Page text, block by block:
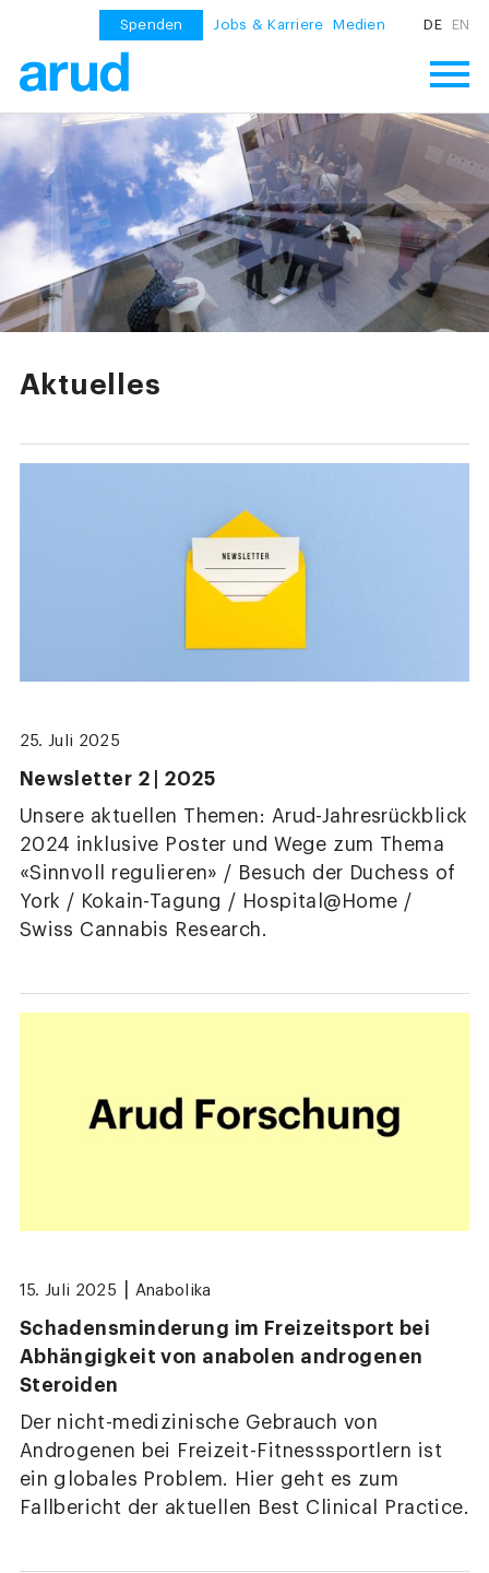
Spenden Jobs & Karriere Medien DE EN
Aktuelles
25. Juli 2025
Newsletter 2 | 2025
Unsere aktuellen Themen: Arud-Jahresrückblick
2024 inklusive Poster und Wege zum Thema
«Sinnvoll regulieren» / Besuch der Duchess of
York / Kokain-Tagung / Hospital@Home /
Swiss Cannabis Research.
15. Juli 2025 Anabolika
Schadensminderung im Freizeitsport bei
Abhängigkeit von anabolen androgenen
Steroiden
Der nicht-medizinische Gebrauch von
Androgenen bei Freizeit-Fitnesssportlern ist
ein globales Problem. Hier geht es zum
Fallbericht der aktuellen Best Clinical Practice.